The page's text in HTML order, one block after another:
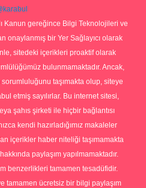
Kanun gereğince Bilgi Teknolojileri ve
onaylanmış bir Yer Sağlayıcı olarak
sitedeki içerikleri proaktif olarak
bulunmamaktadır. Ancak,
taşımakta olup, siteye
etmiş sayılırlar. Bu internet sitesi,
şahıs şirketi ile hiçbir bağlantısı
kendi hazırladığımız makaleler
içerikler haber niteliği taşımamakta
paylaşım yapılmamaktadır.
benzerlikleri tamamen tesadüfidir.
tamamen ücretsiz bir bilgi paylaşım